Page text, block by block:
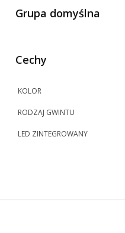
Grupa domyślna
Cechy
KOLOR
RODZAJ GWINTU
LED ZINTEGROWANY